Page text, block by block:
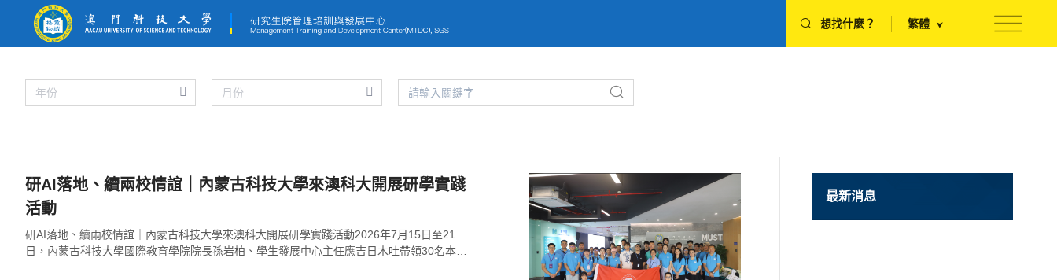
想找什麼？ 繁體
研AI落地、續兩校情誼｜內蒙古科技大學來澳科大開展研學實踐
活動
研AI落地、續兩校情誼｜內蒙古科技大學來澳科大開展研學實踐活動2026年7月15日至21
日，內蒙古科技大學國際教育學院院長孫岩柏、學生發展中心主任應吉日木吐帶領30名本、
最新消息